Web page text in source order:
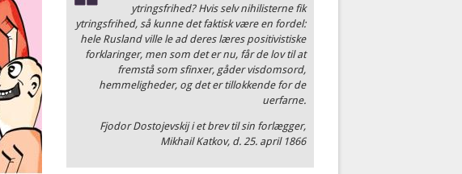
ytringsfrihed? Hvis selv nihilisterne fik
ytringsfrihed, så kunne det faktisk være en fordel:
hele Rusland ville le ad deres læres positivistiske
forklaringer, men som det er nu, får de lov til at
fremstå som sfinxer, gåder visdomsord,
hemmeligheder, og det er tillokkende for de
uerfarne.
Fjodor Dostojevskij i et brev til sin forlægger,
Mikhail Katkov, d. 25. april 1866